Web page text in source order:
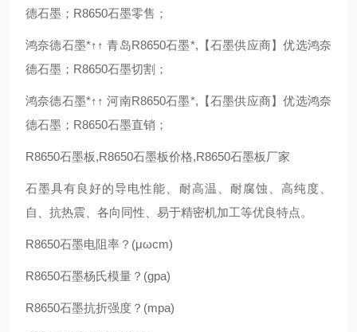
德石墨；R8650石墨零售；
鸿奈德石墨*↑↑ 青岛R8650石墨*,【石墨供应商】优选鸿奈
德石墨；R8650石墨切割；
鸿奈德石墨*↑↑ 河南R8650石墨*,【石墨供应商】优选鸿奈
德石墨；R8650石墨直销；
R8650石墨板,R8650石墨板价格,R8650石墨板厂家
石墨具有良好的导电性能、耐高温、耐腐蚀、高纯度、
自、抗热震、各向同性、易于精密机加工等优良特点。
R8650石墨电阻率？(μωcm)
R8650石墨杨氏模量？(gpa)
R8650石墨抗折强度？(mpa)